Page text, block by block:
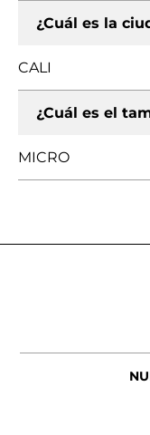
¿Cuál es la
CALI
¿Cuál es el
MICRO